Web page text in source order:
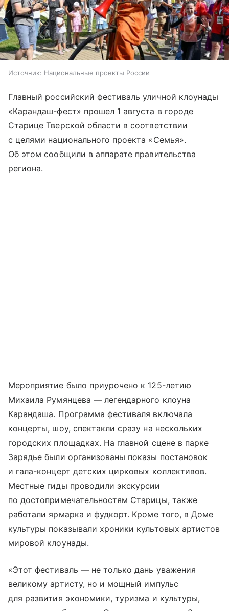
Источник: Национальные проекты России
Главный российский фестиваль уличной клоунады
«Карандаш-фест» прошел 1 августа в городе
Старице Тверской области в соответствии
с целями национального проекта «Семья».
Об этом сообщили в аппарате правительства
региона.
Мероприятие было приурочено к 125-летию
Михаила Румянцева — легендарного клоуна
Карандаша. Программа фестиваля включала
концерты, шоу, спектакли сразу на нескольких
городских площадках. На главной сцене в парке
Зарядье были организованы показы постановок
и гала-концерт детских цирковых коллективов.
Местные гиды проводили экскурсии
по достопримечательностям Старицы, также
работали ярмарка и фудкорт. Кроме того, в Доме
культуры показывали хроники культовых артистов
мировой клоунады.
«Этот фестиваль — не только дань уважения
великому артисту, но и мощный импульс
для развития экономики, туризма и культуры,